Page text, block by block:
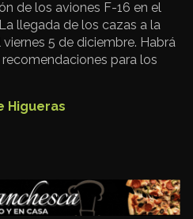
de los aviones F-16 en el
llegada de los cazas a la
5 de diciembre. Habrá
para los
Higueras